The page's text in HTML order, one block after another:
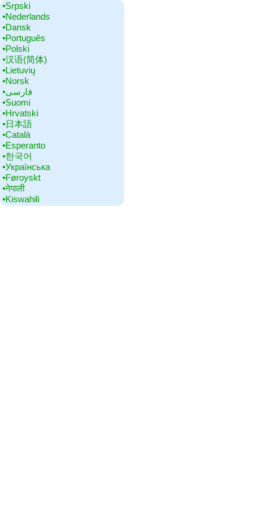
•‎Srpski
•‎Nederlands
•‎Dansk
•‎Português
•‎Polski
•‎汉语(简体)
•‎Lietuvių
•‎Norsk
•‎فارسی
•‎Suomi
•‎Hrvatski
•‎日本語
•‎Català
•‎Esperanto
•‎한국어
•‎Українська
•‎Føroyskt
•‎नेपाली
•‎Kiswahili